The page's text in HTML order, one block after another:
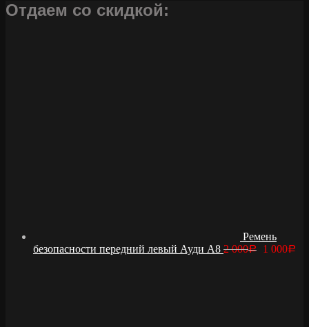
Отдаем со скидкой:
Ремень
безопасности передний левый Ауди А8 2 000Р 1 000Р